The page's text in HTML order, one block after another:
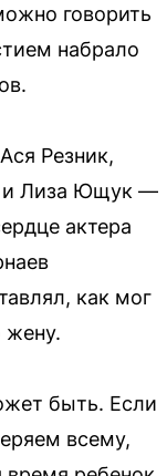
говорить
набрало
Резник,
и Лиза Ющук —
актера
как мог
жену.
быть. Если
всему,